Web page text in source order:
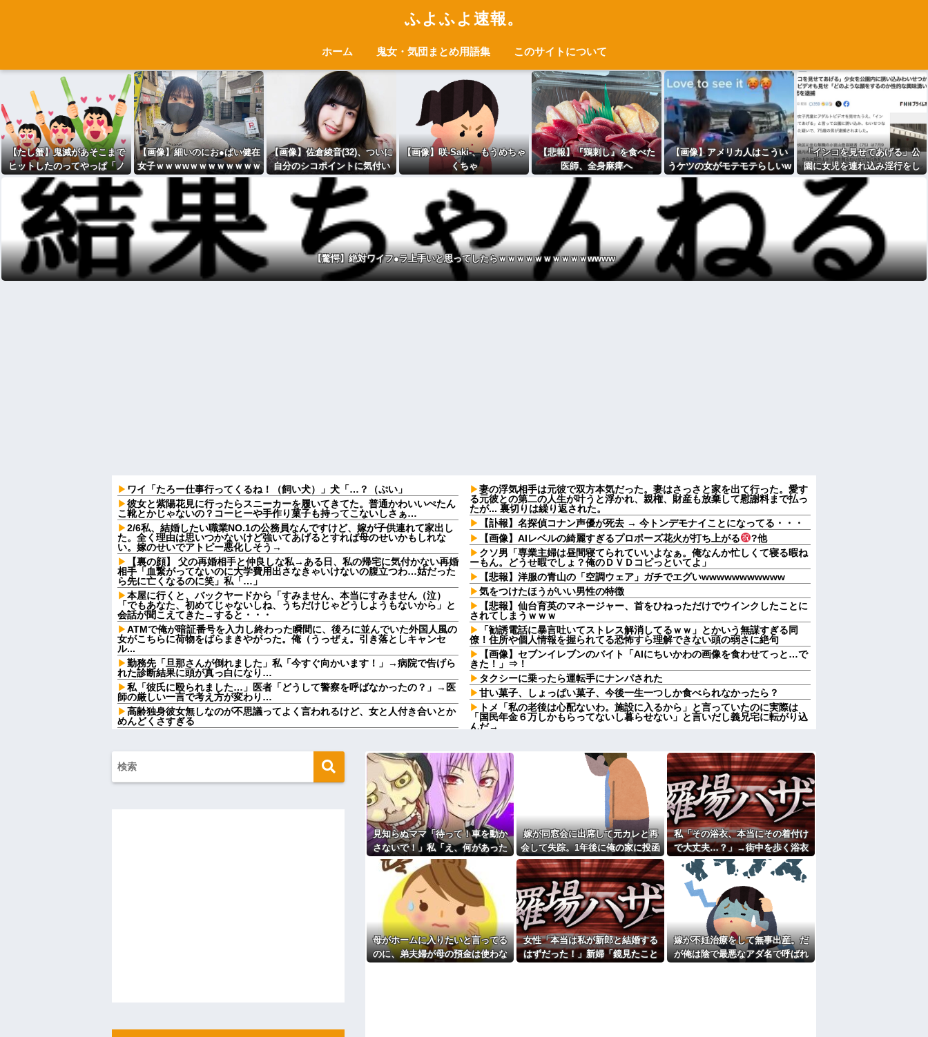
ふよふよ速報。
ホーム 鬼女・気団まとめ用語集 このサイトについて
【たし蟹】鬼滅があそこまで
ヒットしたのってやっぱ「ノ
イズ」が一切無いからよな
【画像】細いのにお●ぱい健在
女子ｗｗｗwｗｗｗｗｗｗｗｗ
【画像】佐倉綾音(32)、ついに
自分のシコポイントに気付い
てしまう・・・
【画像】咲-Saki-、もうめちゃ
くちゃ
【悲報】『鶏刺し』を食べた
医師、全身麻痺へ
【画像】アメリカ人はこうい
うケツの女がモテモテらしいw
「インコを見せてあげる」公
園に女児を連れ込み淫行をし
た男逮捕
【驚愕】絶対ワイフ●ラ上手いと思ってしたらｗｗｗｗｗｗｗｗｗｗwwww
ワイ「たろー仕事行ってくるね！（飼い犬）」犬「…？（ぷい」
彼女と紫陽花見に行ったらスニーカーを履いてきてた。普通かわいいぺたん
こ靴とかじゃないの？コーヒーや手作り菓子も持ってこないしさぁ…
2/6私、結婚したい職業NO.1の公務員なんですけど、嫁が子供連れて家出し
た。全く理由は思いつかないけど強いてあげるとすれば母のせいかもしれな
い。嫁のせいでアトピー悪化しそう→
【裏の顔】 父の再婚相手と仲良しな私→ある日、私の帰宅に気付かない再婚
相手「血繋がってないのに大学費用出さなきゃいけないの腹立つわ…姑だった
ら先に亡くなるのに笑」私「…」
本屋に行くと、バックヤードから「すみません、本当にすみません（泣）
「でもあなた、初めてじゃないしね、うちだけじゃどうしようもないから」と
会話が聞こえてきた→すると・・・
ATMで俺が暗証番号を入力し終わった瞬間に、後ろに並んでいた外国人風の
女がこちらに荷物をばらまきやがった。俺（うっぜぇ。引き落としキャンセ
ル...
勤務先「旦那さんが倒れました」私「今すぐ向かいます！」→病院で告げら
れた診断結果に頭が真っ白になり…
私「彼氏に殴られました…」医者「どうして警察を呼ばなかったの？」→医
師の厳しい一言で考え方が変わり…
高齢独身彼女無しなのが不思議ってよく言われるけど、女と人付き合いとか
めんどくさすぎる
嫁「旅行をキャンセルしたくないから手術の日を変えて」俺「いや、それお
かしくない？」→納得できず…
妹と差をつけて育てられた。妹「家も土地も、財産はすべて私が継ぐ。相続
は放棄して」母「うんうん」私「わかった」 → 数年後、復讐のチャンスが
【衝撃】葬儀屋「火葬プランはどうなさいますか？」ワイ喪主「直葬で(即
【悲報】思春期の娘に「キモッ」と言われたお父さん、グレるｗｗｗｗｗｗ
ライチュウ「ピチューとピカチュウより圧倒的に強いですｗｗｗｗ」←こい
【悲報】取引先専務「Aを20個注文する」 ぼく「いつも1～2個しか使わな
いけど本当に20であってる？」 取専「あってる」→結果『こう』なったんだ
【お前らも気をつけような！】ガールズバンドのボーカルさん、客席ダイブ
した結果『こう』なってしまいお気持ち表明してしまう…
停車中に二人の子供を乗せたヤンママに自転車ぶつけられた。ヤンママ「お
めーふざけんなよっ！ぶつかってんじゃねーよ！弁償してもらうかんな！」...
私「初めて飲む味だけどなんのお茶？」彼「ちっ！」私「」
妻の浮気相手は元彼で双方本気だった。妻はさっさと家を出て行った。愛す
る元彼との第二の人生が叶うと浮かれ、親権、財産も放棄して慰謝料まで払っ
たが... 裏切りは繰り返された。
【訃報】名探偵コナン声優が死去 → 今トンデモナイことになってる・・・
【画像】AIレベルの綺麗すぎるプロポーズ花火が打ち上がる
?他
クソ男「専業主婦は昼間寝てられていいよなぁ。俺なんか忙しくて寝る暇ね
ーもん。どうせ暇でしょ？俺のＤＶＤコピっといてよ」
【悲報】洋服の青山の「空調ウェア」ガチでエグいwwwwwwwwwww
気をつけたほうがいい男性の特徴
【悲報】仙台育英のマネージャー、首をひねっただけでウインクしたことに
されてしまうｗｗｗ
「勧誘電話に暴言吐いてストレス解消してるｗｗ」とかいう無謀すぎる同
僚！住所や個人情報を握られてる恐怖すら理解できない頭の弱さに絶句
【画像】セブンイレブンのバイト「AIにちいかわの画像を食わせてっと…で
きた！」⇒！
タクシーに乗ったら運転手にナンパされた
甘い菓子、しょっぱい菓子、今後一生一つしか食べられなかったら？
トメ「私の老後は心配ないわ。施設に入るから」と言っていたのに実際は
「国民年金６万しかもらってないし暮らせない」と言いだし義兄宅に転がり込
んだ→
女だけどバイト先でいじめられてて辛い
【驚愕】養育費を払い続けた結果…元妻の裏切りが判明！！！その理由がこ
れｗｗｗｗ
職場で電話を取った新入社員の女子がヒワイなことを言われてショックを受
けたことがあった
20年くらい前だけど当時お付き合いがあった仲間が神社に赤いものを身につ
けちゃいけないと言ってた
日本韓国台湾「少子化です」←わかる 中国北朝鮮「少子化です」←強権国
家でも止められないのかよ
既婚女性が夫に夕飯も用意せず週２で遊びに行くって多いかな？遅くても21
時には帰宅してるんだけど
主な税金の成り立ちを調べてみたよ
見知らぬママ「待って！車を動か
さないで！」私「え、何があった
の！？」→慌てて降りると園長先
生が激怒していて…
嫁が同窓会に出席して元カレと再
会して失踪。1年後に俺の家に投函
されたものがこれ...
私「その浴衣、本当にその着付け
で大丈夫…？」→街中を歩く浴衣
姿を見て、違和感ばかりが気にな
ってしまい…
母がホームに入りたいと言ってる
のに、弟夫婦が母の預金は使わな
女性「本当は私が新郎と結婚する
はずだった！」新婦「鏡見たこと
嫁が不妊治療をして無事出産。だ
が俺は陰で最悪なアダ名で呼ばれ